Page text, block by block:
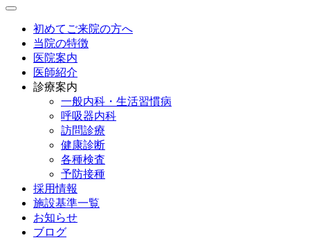
初めてご来院の方へ
当院の特徴
医院案内
医師紹介
診療案内
一般内科・生活習慣病
呼吸器内科
訪問診療
健康診断
各種検査
予防接種
採用情報
施設基準一覧
お知らせ
ブログ